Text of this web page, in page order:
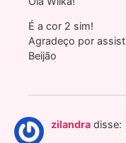
É a cor 2 sim!
Agradeço por
Beijão
zilandra disse: